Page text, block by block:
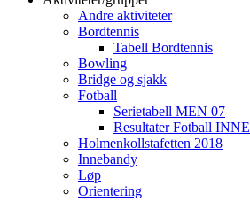
Andre aktiviteter
Bordtennis
Tabell Bordtennis
Bowling
Bridge og sjakk
Fotball
Serietabell MEN 07
Resultater Fotball INNE
Holmenkollstafetten 2018
Innebandy
Løp
Orientering